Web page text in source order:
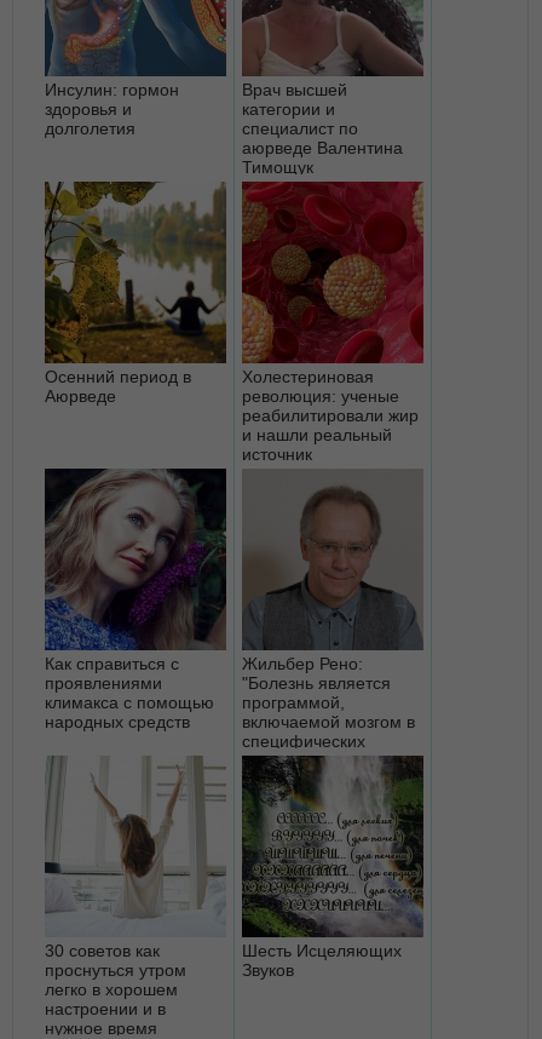
Инсулин: гормон
здоровья и
долголетия
Врач высшей
категории и
специалист по
аюрведе Валентина
Тимощук
Осенний период в
Аюрведе
Холестериновая
революция: ученые
реабилитировали жир
и нашли реальный
источник
атеросклероза
Как справиться с
проявлениями
климакса с помощью
народных средств
Жильбер Рено:
"Болезнь является
программой,
включаемой мозгом в
специфических
ситуациях"
30 советов как
проснуться утром
легко в хорошем
настроении и в
нужное время
Шесть Исцеляющих
Звуков